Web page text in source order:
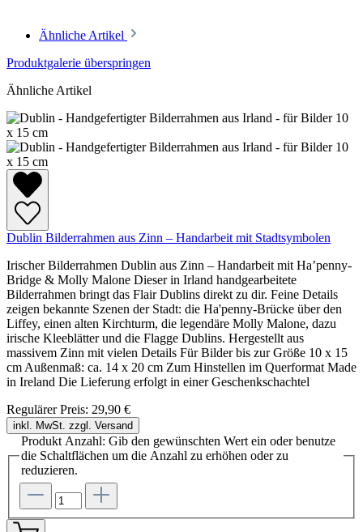
Ähnliche Artikel
Produktgalerie überspringen
Ähnliche Artikel
Dublin Bilderrahmen aus Zinn – Handarbeit mit Stadtsymbolen
Irischer Bilderrahmen Dublin aus Zinn – Handarbeit mit Ha’penny-
Bridge & Molly Malone Dieser in Irland handgearbeitete
Bilderrahmen bringt das Flair Dublins direkt zu dir. Feine Details
zeigen bekannte Szenen der Stadt: die Ha'penny-Brücke über den
Liffey, einen alten Kirchturm, die legendäre Molly Malone, dazu
irische Kleeblätter und die Flagge Dublins. Hergestellt aus
massivem Zinn mit vielen Details Für Bilder bis zur Größe 10 x 15
cm Außenmaß: ca. 14 x 20 cm Zum Hinstellen im Querformat Made
in Ireland Die Lieferung erfolgt in einer Geschenkschachtel
Regulärer Preis: 29,90 €
inkl. MwSt. zzgl. Versand
Produkt Anzahl: Gib den gewünschten Wert ein oder benutze
die Schaltflächen um die Anzahl zu erhöhen oder zu
reduzieren.